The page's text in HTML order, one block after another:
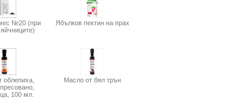
№20 (при
Ябълков пектин на прах
облепиха,
100 мл.
Масло от бял трън